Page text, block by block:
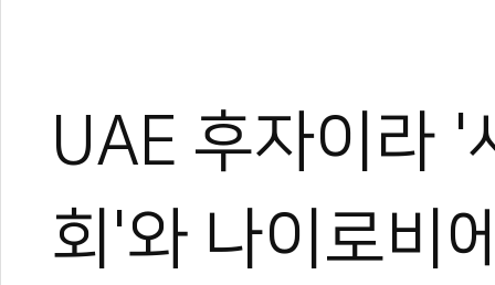
UAE 후자이라 '
회'와 나이로비